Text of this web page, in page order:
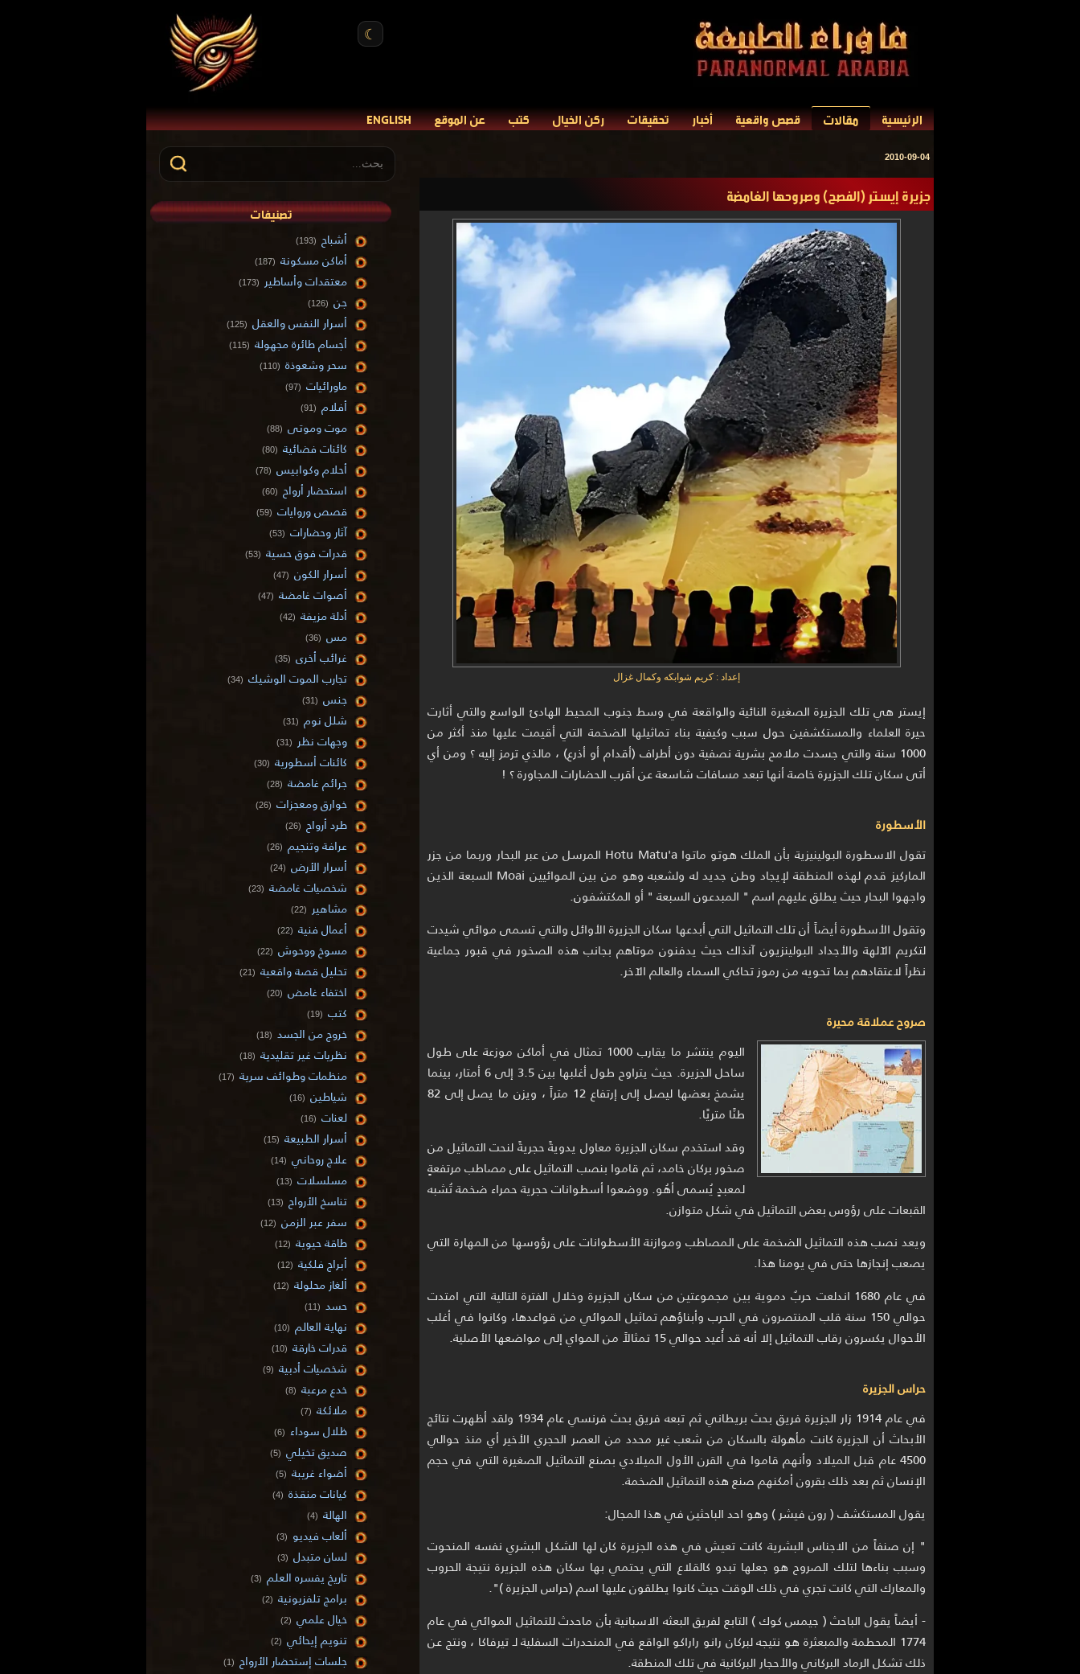
☾
الرئيسية مقالات قصص واقعية أخبار تحقيقات ركن الخيال كتب عن الموقع ENGLISH
2010-09-04
جزيرة إيستر (الفصح) وصروحها الغامضة
إعداد : كريم شوابكه وكمال غزال
إيستر هي تلك الجزيرة الصغيرة النائية والواقعة في وسط جنوب المحيط الهادئ الواسع والتي أثارت
حيرة العلماء والمستكشفين حول سبب وكيفية بناء تماثيلها الضخمة التي أقيمت عليها منذ أكثر من
1000 سنة والتي جسدت ملامح بشرية نصفية دون أطراف (أقدام أو أذرع) ، مالذي ترمز إليه ؟ ومن أي
أتى سكان تلك الجزيرة خاصة أنها تبعد مسافات شاسعة عن أقرب الحضارات المجاورة ؟ !
الأسطورة
تقول الاسطورة البولينيزية بأن الملك هوتو ماتوا Hotu Matu'a المرسل من عبر البحار وربما من جزر
الماركيز قدم لهذه المنطقة لإيجاد وطن جديد له ولشعبه وهو من بين الموائيين Moai السبعة الذين
واجهوا البحار حيث يطلق عليهم اسم " المبدعون السبعة " أو المكتشفون.
وتقول الأسطورة أيضاً أن تلك التماثيل التي أبدعها سكان الجزيرة الأوائل والتي تسمى موائي شيدت
لتكريم الآلهة والأجداد البولينزيون آنذاك حيث يدفنون موتاهم بجانب هذه الصخور في قبور جماعية
نظراً لاعتقادهم بما تحويه من رموز تحاكي السماء والعالم الآخر.
صروح عملاقة محيرة
اليوم ينتشر ما يقارب 1000 تمثال في أماكن موزعة على طول
ساحل الجزيرة. حيث يتراوح طول أغلبها بين 3.5 إلى 6 أمتار، بينما
يشمخ بعضها ليصل إلى إرتفاع 12 متراً ، ويزن ما يصل إلى 82
طنًا متريًا.
وقد استخدم سكان الجزيرة معاول يدويةً حجريةً لنحت التماثيل من
صخور بركان خامد، ثم قاموا بنصب التماثيل على مصاطب مرتفعةٍ
لمعبدٍ يُسمى أهُو. ووضعوا أسطوانات حجرية حمراء ضخمة تُشبه
القبعات على رؤوس بعض التماثيل في شكل متوازن.
ويعد نصب هذه التماثيل الضخمة على المصاطب وموازنة الأسطوانات على رؤوسها من المهارة التي
يصعب إنجازها حتى في يومنا هذا.
في عام 1680 اندلعت حربٌ دموية بين مجموعتين من سكان الجزيرة وخلال الفترة التالية التي امتدت
حوالي 150 سنة قلب المنتصرون في الحرب وأبناؤهم تماثيل الموائي من قواعدها، وكانوا في أغلب
الأحوال يكسرون رقاب التماثيل إلا أنه قد أُعيد حوالي 15 تمثالاً من المواي إلى مواضعها الأصلية.
حراس الجزيرة
في عام 1914 زار الجزيرة فريق بحث بريطاني ثم تبعه فريق بحث فرنسي عام 1934 ولقد أظهرت نتائج
الأبحاث أن الجزيرة كانت مأهولة بالسكان من شعب غير محدد من العصر الحجري الأخير أي منذ حوالي
4500 عام قبل الميلاد وأنهم قاموا في القرن الأول الميلادي بصنع التماثيل الصغيرة التي في حجم
الإنسان ثم بعد ذلك بقرون أمكنهم صنع هذه التماثيل الضخمة.
يقول المستكشف ( رون فيشر ) وهو احد الباحثين في هذا المجال:
" إن صنفاً من الاجناس البشرية كانت تعيش في هذه الجزيرة كان لها الشكل البشري نفسه المنحوت
وسبب بناءها لتلك الصروح هو جعلها تبدو كالقلاع التي يحتمي بها سكان هذه الجزيرة نتيجة الحروب
والمعارك التي كانت تجري في ذلك الوقت حيث كانوا يطلقون عليها اسم (حراس الجزيرة )".
- أيضاً يقول الباحث ( جيمس كوك ) التابع لفريق البعثه الاسبانية بأن ماحدث للتماثيل الموائي في عام
1774 المحطمة والمبعثرة هو نتيجه لبركان رانو راراكو الواقع في المنحدرات السفلية لـ تيرفاكا ، ونتج عن
ذلك تشكل الرماد البركاني والأحجار البركانية في تلك المنطقة.
تصنيفات
أشباح (193)
أماكن مسكونة (187)
معتقدات وأساطير (173)
جن (126)
أسرار النفس والعقل (125)
أجسام طائرة مجهولة (115)
سحر وشعوذة (110)
ماورائيات (97)
أفلام (91)
موت وموتى (88)
كائنات فضائية (80)
أحلام وكوابيس (78)
استحضار أرواح (60)
قصص وروايات (59)
آثار وحضارات (53)
قدرات فوق حسية (53)
أسرار الكون (47)
أصوات غامضة (47)
أدلة مزيفة (42)
مس (36)
غرائب أخرى (35)
تجارب الموت الوشيك (34)
جنس (31)
شلل نوم (31)
وجهات نظر (31)
كائنات أسطورية (30)
جرائم غامضة (28)
خوارق ومعجزات (26)
طرد أرواح (26)
عرافة وتنجيم (26)
أسرار الأرض (24)
شخصيات غامضة (23)
مشاهير (22)
أعمال فنية (22)
مسوخ ووحوش (22)
تحليل قصة واقعية (21)
اختفاء غامض (20)
كتب (19)
خروج من الجسد (18)
نظريات غير تقليدية (18)
منظمات وطوائف سرية (17)
شياطين (16)
لعنات (16)
أسرار الطبيعة (15)
علاج روحاني (14)
مسلسلات (13)
تناسخ الأرواح (13)
سفر عبر الزمن (12)
طاقة حيوية (12)
أبراج فلكية (12)
ألغاز محلولة (12)
حسد (11)
نهاية العالم (10)
قدرات خارقة (10)
شخصيات أدبية (9)
خدع مرعبة (8)
ملائكة (7)
ظلال سوداء (6)
صديق تخيلي (5)
أضواء غريبة (5)
كيانات منقذة (4)
الهالة (4)
ألعاب فيديو (3)
لسان متبدل (3)
تاريخ يفسره العلم (3)
برامج تلفزيونية (2)
خيال علمي (2)
تنويم إيحائي (2)
جلسات إستحضار الأرواح (1)